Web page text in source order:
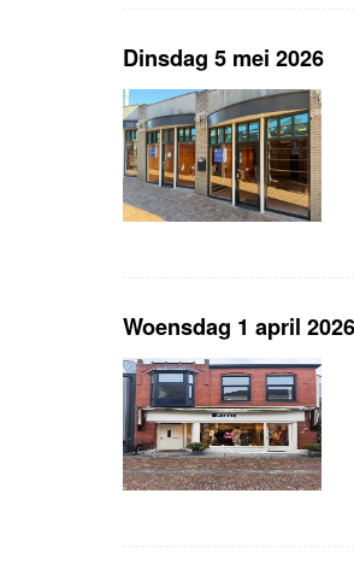
Dinsdag 5 mei 2026
Woensdag 1 april 2026